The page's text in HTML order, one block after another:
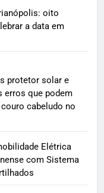
oito
a data em
protetor solar e
erros que podem
cabeludo no
Elétrica
com Sistema